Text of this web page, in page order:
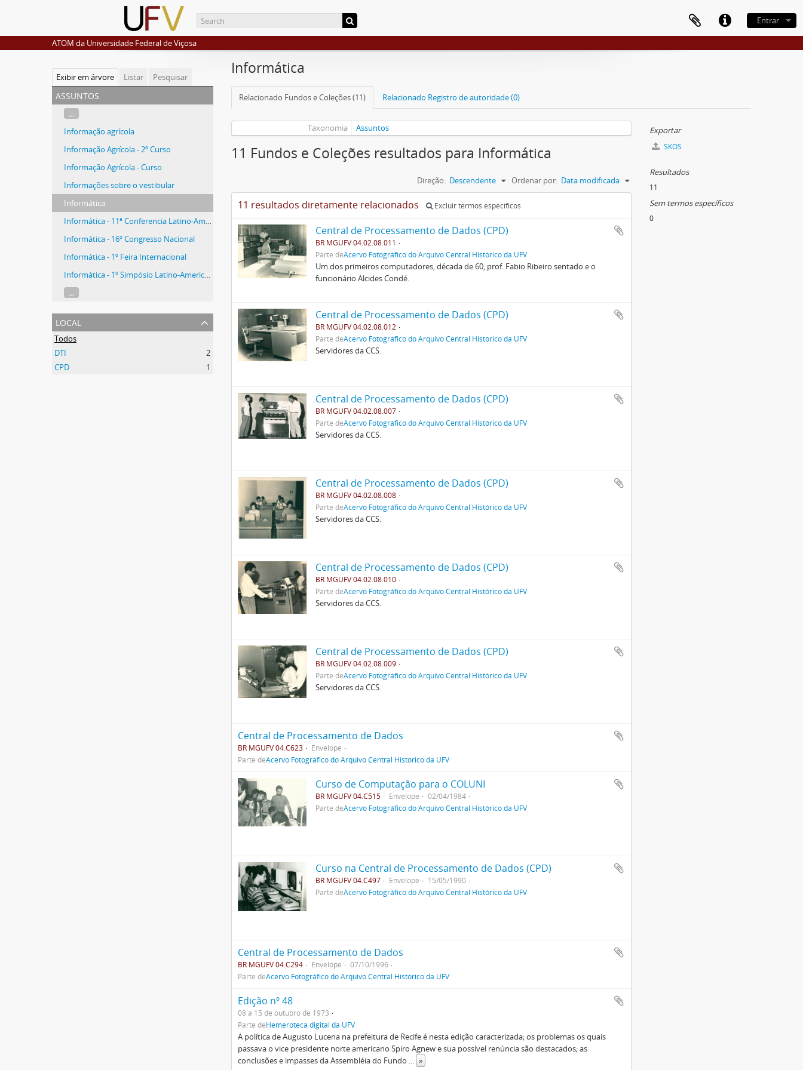
Entrar
ATOM da Universidade Federal de Viçosa
Exibir em árvore Listar Pesquisar
assuntos
...
Informação agrícola
Informação Agrícola - 2º Curso
Informação Agrícola - Curso
Informações sobre o vestibular
Informática
Informática - 11ª Conferencia Latino-Americana
Informática - 16º Congresso Nacional
Informática - 1º Feira Internacional
Informática - 1º Simpósio Latino-Americano
...
local
Todos
DTI
2
CPD
1
Informática
Relacionado Fundos e Coleções (11) Relacionado Registro de autoridade (0)
Taxonomia Assuntos
11 Fundos e Coleções resultados para Informática
Ordenar por: Data modificada
Direção: Descendente
11 resultados diretamente relacionados Excluir termos específicos
Central de Processamento de Dados (CPD)
BR MGUFV 04.02.08.011
Parte deAcervo Fotográfico do Arquivo Central Histórico da UFV
Um dos primeiros computadores, década de 60, prof. Fabio Ribeiro sentado e o
funcionário Alcides Condé.
Central de Processamento de Dados (CPD)
BR MGUFV 04.02.08.012
Parte deAcervo Fotográfico do Arquivo Central Histórico da UFV
Servidores da CCS.
Central de Processamento de Dados (CPD)
BR MGUFV 04.02.08.007
Parte deAcervo Fotográfico do Arquivo Central Histórico da UFV
Servidores da CCS.
Central de Processamento de Dados (CPD)
BR MGUFV 04.02.08.008
Parte deAcervo Fotográfico do Arquivo Central Histórico da UFV
Servidores da CCS.
Central de Processamento de Dados (CPD)
BR MGUFV 04.02.08.010
Parte deAcervo Fotográfico do Arquivo Central Histórico da UFV
Servidores da CCS.
Central de Processamento de Dados (CPD)
BR MGUFV 04.02.08.009
Parte deAcervo Fotográfico do Arquivo Central Histórico da UFV
Servidores da CCS.
Central de Processamento de Dados
BR MGUFV 04.C623
Envelope
Parte deAcervo Fotográfico do Arquivo Central Histórico da UFV
Curso de Computação para o COLUNI
BR MGUFV 04.C515 Envelope
02/04/1984
Parte deAcervo Fotográfico do Arquivo Central Histórico da UFV
Curso na Central de Processamento de Dados (CPD)
BR MGUFV 04.C497 Envelope
15/05/1990
Parte deAcervo Fotográfico do Arquivo Central Histórico da UFV
Central de Processamento de Dados
BR MGUFV 04.C294 Envelope
07/10/1996
Parte deAcervo Fotográfico do Arquivo Central Histórico da UFV
Edição nº 48
08 a 15 de outubro de 1973
Parte deHemeroteca digital da UFV
A política de Augusto Lucena na prefeitura de Recife é nesta edição caracterizada; os problemas os quais
passava o vice presidente norte americano Spiro Agnew e sua possível renúncia são destacados; as
conclusões e impasses da Assembléia do Fundo ... »
Exportar
SKOS
Resultados
11
Sem termos específicos
0